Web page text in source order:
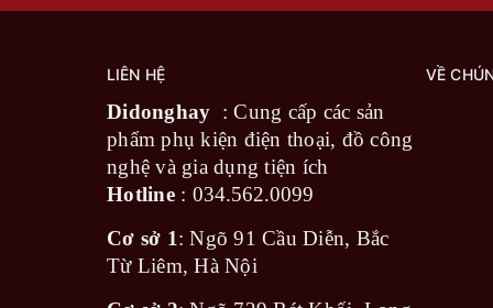
Quên đi nỗi lo phải nâng cấp ghế theo từng giai
Lớn lên cùng con:Với 13 nấc điều chỉnh
của trẻ từ
40cm đến 150cm
Tối ưu mọi giai đoạn:Dễ dàng chuyển đổi linh
Chế độ nằm cho trẻ sơ sinh.
Chế độ quay về sau (Rear-facing).
LIÊN HỆ
Didonghay : Cung cấp các sản
phẩm phụ kiện điện thoại, đồ công
nghệ và gia dụng tiện ích
Hotline: 034.562.0099
Cơ sở 1: Ngõ 91 Cầu Diễn, Bắc
Từ Liêm, Hà Nội
VỀ